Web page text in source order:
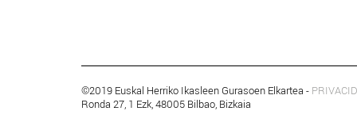
©2019 Euskal Herriko Ikasleen Gurasoen Elkartea -
Ronda 27, 1 Ezk, 48005 Bilbao, Bizkaia